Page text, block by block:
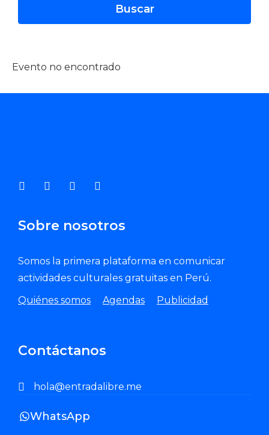
Evento no encontrado
Sobre nosotros
Somos la primera plataforma en comunicar
actividades culturales gratuitas en Perú.
Quiénes somos
Agendas Publicidad
Contáctanos
hola@entradalibre.me
WhatsApp